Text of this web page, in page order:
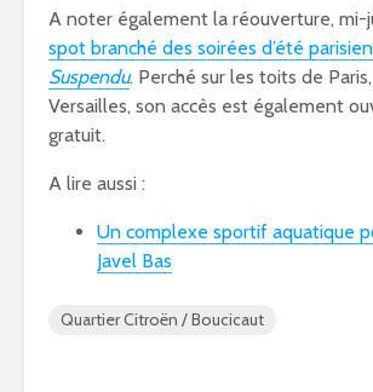
A noter également la réouverture, mi-
spot branché des soirées d’été
Suspendu. Perché sur les toits de
Versailles, son accès est également
gratuit.
A lire aussi :
Un complexe sportif aquatique
Javel Bas
Quartier Citroën / Boucicaut